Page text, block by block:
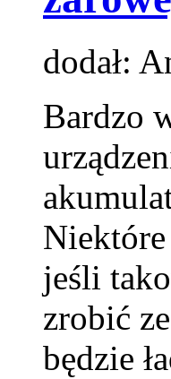
dodał:
Bardzo
Niektóre
jeśli
zrobić
będzie